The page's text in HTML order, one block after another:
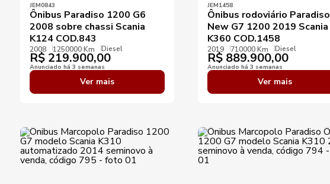
JEM0843
Ônibus Paradiso 1200 G6
2008 sobre chassi Scania
K124 COD.843
2008 1250000 Km Diesel
R$ 219.900,00
Anunciado há 3 semanas
Ver mais
JEM1458
Ônibus rodoviário Paradiso
New G7 1200 2019 Scania
K360 COD.1458
2019 710000 Km Diesel
R$ 889.900,00
Anunciado há 3 semanas
Ver mais